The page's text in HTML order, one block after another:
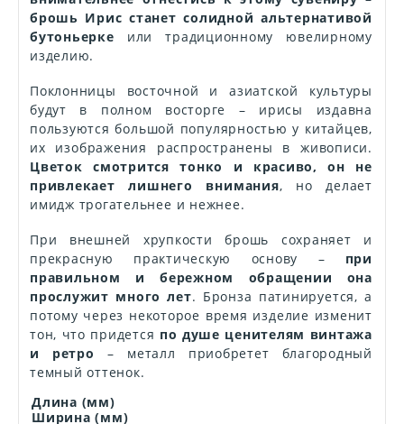
брошь Ирис станет солидной альтернативой
бутоньерке или традиционному ювелирному
изделию.
Поклонницы восточной и азиатской культуры
будут в полном восторге – ирисы издавна
пользуются большой популярностью у китайцев,
их изображения распространены в живописи.
Цветок смотрится тонко и красиво, он не
привлекает лишнего внимания, но делает
имидж трогательнее и нежнее.
При внешней хрупкости брошь сохраняет и
прекрасную практическую основу – при
правильном и бережном обращении она
прослужит много лет. Бронза патинируется, а
потому через некоторое время изделие изменит
тон, что придется по душе ценителям винтажа
и ретро – металл приобретет благородный
темный оттенок.
Длина (мм)
Ширина (мм)